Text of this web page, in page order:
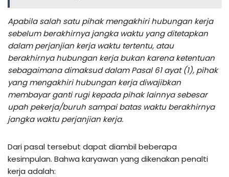
Apabila salah satu pihak mengakhiri hubungan kerja
sebelum berakhirnya jangka waktu yang ditetapkan
dalam perjanjian kerja waktu tertentu, atau
berakhirnya hubungan kerja bukan karena ketentuan
sebagaimana dimaksud dalam Pasal 61 ayat (1), pihak
yang mengakhiri hubungan kerja diwajibkan
membayar ganti rugi kepada pihak lainnya sebesar
upah pekerja/buruh sampai batas waktu berakhirnya
jangka waktu perjanjian kerja.
Dari pasal tersebut dapat diambil beberapa
kesimpulan. Bahwa karyawan yang dikenakan penalti
kerja adalah: